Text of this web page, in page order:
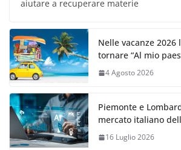
aiutare a recuperare materie
Nelle vacanze 2026
tornare “Al mio
4 Agosto 2026
Piemonte e
mercato italiano
16 Luglio 2026